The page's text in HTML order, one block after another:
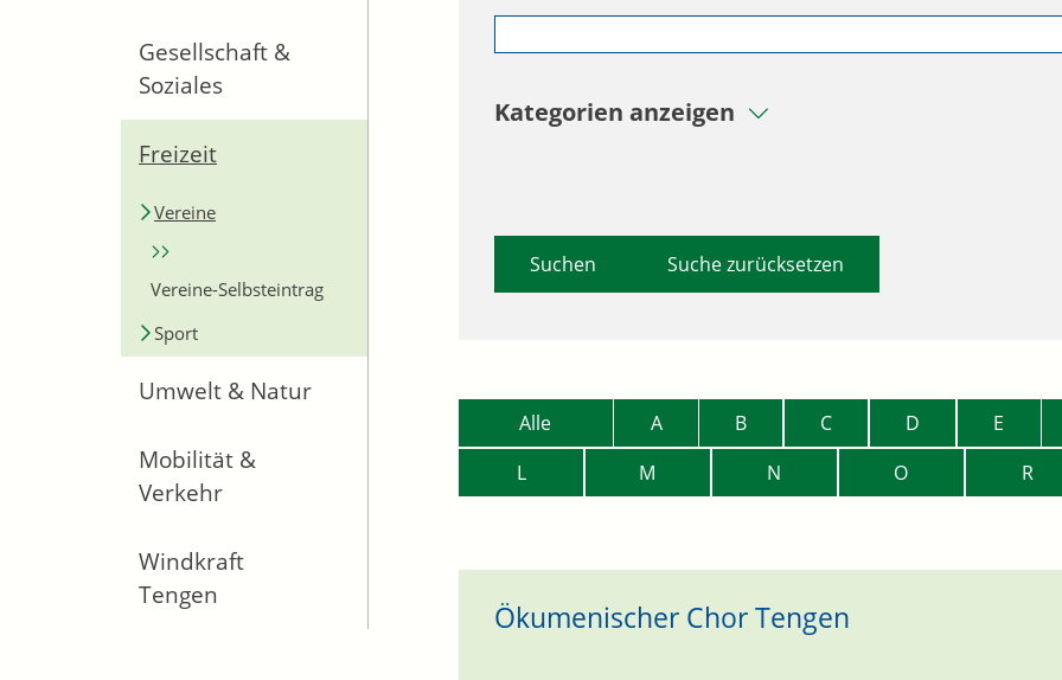
Gesellschaft &
Soziales
Freizeit
Vereine
Vereine-Selbsteintrag
Sport
Umwelt & Natur
Mobilität &
Verkehr
Windkraft
Tengen
Kategorien anzeigen
Suche zurücksetzen
Alle A B C D E
L
M N O R
Ökumenischer Chor Tengen